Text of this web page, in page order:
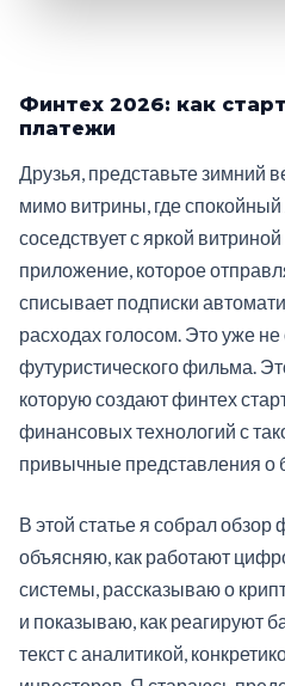
Финтех 2026: как
платежи
Друзья, представьте зимний
мимо витрины, где спокойный
соседствует с яркой
приложение, которое
списывает подписки
расходах голосом. Это уже не
футуристического фильма.
которую создают финтех
финансовых технологий с
привычные представления о
В этой статье я собрал обзор
объясняю, как работают
системы, рассказываю о
и показываю, как реагируют
текст с аналитикой,